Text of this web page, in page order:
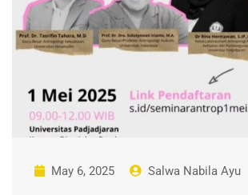
May 6, 2025 Salwa Nabila Ayu